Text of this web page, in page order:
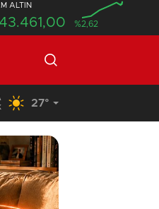
ALTIN
43.461,00 %2,62
27°